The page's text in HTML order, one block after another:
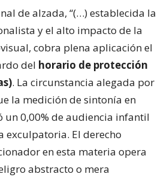
de alzada, “(…) establecida la
y el alto impacto de la
cobra plena aplicación el
del horario de protección
. La circunstancia alegada por
la medición de sintonía en
0,00% de audiencia infantil
exculpatoria. El derecho
en esta materia opera
abstracto o mera